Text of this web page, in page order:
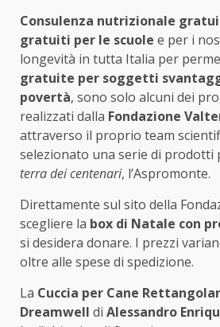
Consulenza nutrizionale
gratuiti per le scuole e per i
longevità in tutta Italia per
gratuite per soggetti
povertà, sono solo alcuni dei
realizzati dalla Fondazione
attraverso il proprio team
selezionato una serie di prodotti
terra dei centenari, l’Aspromonte.
Direttamente sul sito della
scegliere la box di Natale con
si desidera donare. I prezzi
oltre alle spese di spedizione.
La Cuccia per Cane
Dreamwell di Alessandro